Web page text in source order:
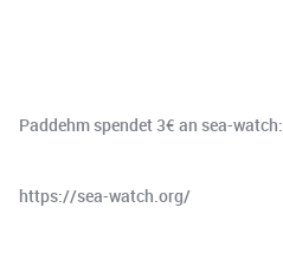
Paddehm spendet 3€ an sea-watch:
https://sea-watch.org/